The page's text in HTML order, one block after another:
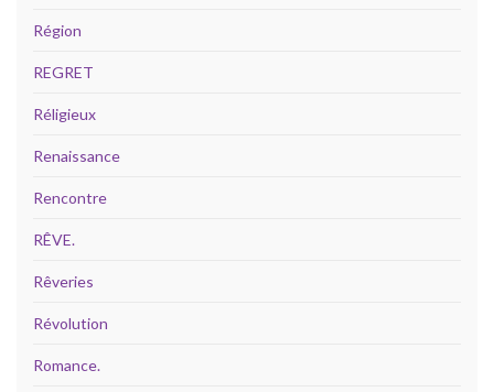
Région
REGRET
Réligieux
Renaissance
Rencontre
RÊVE.
Rêveries
Révolution
Romance.